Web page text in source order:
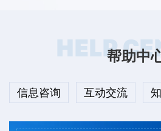
HELP帮助中
信息咨询 互动交流